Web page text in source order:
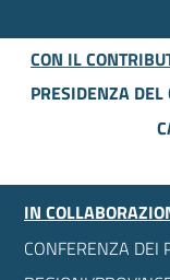
CON IL
PRESIDENZA
IN
CONFERENZA DEI